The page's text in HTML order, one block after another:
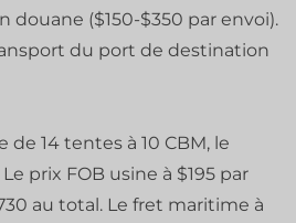
douane ($150-$350 par envoi).
du port de destination
14 tentes à 10 CBM, le
prix FOB usine à $195 par
au total. Le fret maritime à